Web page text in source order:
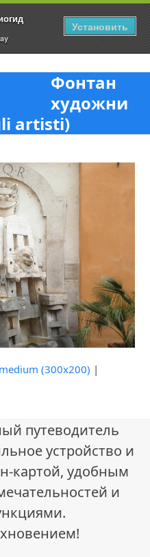
Установить
Фонтан
художни
artisti)
medium (300x200) |
путеводитель
устройство и
картой, удобным
и